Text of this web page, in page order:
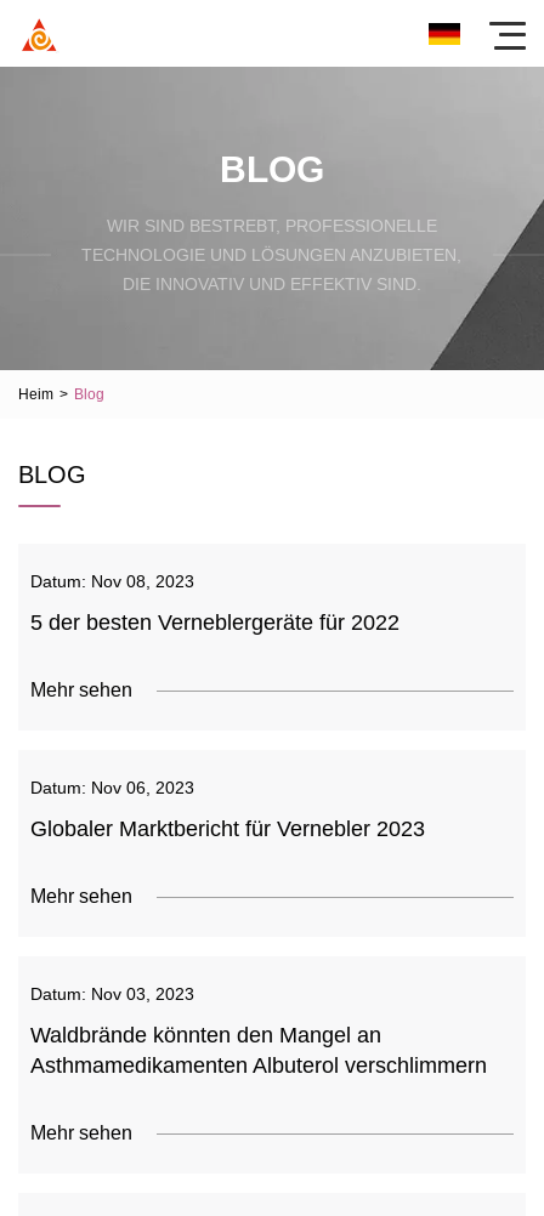
BLOG
WIR SIND BESTREBT, PROFESSIONELLE
TECHNOLOGIE UND LÖSUNGEN ANZUBIETEN,
DIE INNOVATIV UND EFFEKTIV SIND.
Heim > Blog
BLOG
Datum: Nov 08, 2023
5 der besten Verneblergeräte für 2022
Mehr sehen
Datum: Nov 06, 2023
Globaler Marktbericht für Vernebler 2023
Mehr sehen
Datum: Nov 03, 2023
Waldbrände könnten den Mangel an
Asthmamedikamenten Albuterol verschlimmern
Mehr sehen